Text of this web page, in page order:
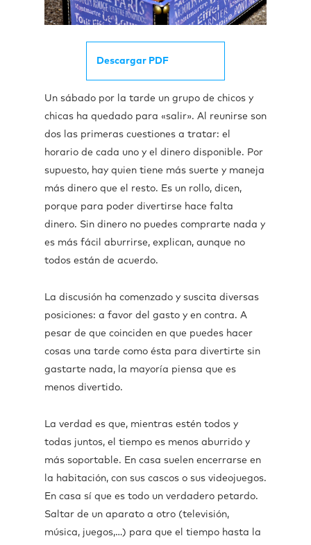
Descargar PDF
Un sábado por la tarde un grupo de chicos y
chicas ha quedado para «salir». Al reunirse son
dos las primeras cuestiones a tratar: el
horario de cada uno y el dinero disponible. Por
supuesto, hay quien tiene más suerte y maneja
más dinero que el resto. Es un rollo, dicen,
porque para poder divertirse hace falta
dinero. Sin dinero no puedes comprarte nada y
es más fácil aburrirse, explican, aunque no
todos están de acuerdo.
La discusión ha comenzado y suscita diversas
posiciones: a favor del gasto y en contra. A
pesar de que coinciden en que puedes hacer
cosas una tarde como ésta para divertirte sin
gastarte nada, la mayoría piensa que es
menos divertido.
La verdad es que, mientras estén todos y
todas juntos, el tiempo es menos aburrido y
más soportable. En casa suelen encerrarse en
la habitación, con sus cascos o sus videojuegos.
En casa sí que es todo un verdadero petardo.
Saltar de un aparato a otro (televisión,
música, juegos,…) para que el tiempo hasta la